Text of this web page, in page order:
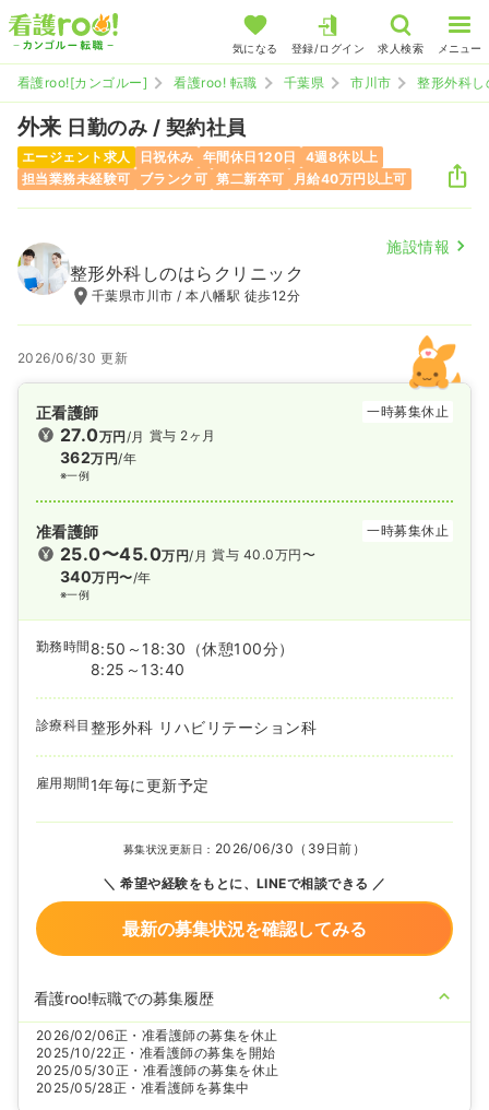
気になる 登録/ログイン 求人検索 メニュー
看護roo![カンゴルー] 看護roo! 転職 千葉県 市川市 整形外科
外来 日勤のみ / 契約社員
エージェント求人 日祝休み 年間休日120日
4週8休以上
担当業務未経験可
ブランク可 第二新卒可 月給40万円以上可
施設情報
整形外科しのはらクリニック
千葉県市川市 / 本八幡駅 徒歩12分
2026/06/30 更新
正看護師 一時募集休止
27.0万円/月
362万円/年
※一例
賞与 2ヶ月
准看護師 一時募集休止
25.0〜45.0万円/月
340万円〜/年
※一例
賞与 40.0万円〜
勤務時間 8:50～18:30
（休憩100分）
8:25～13:40
診療科目 整形外科 リハビリテーション科
雇用期間 1年毎に更新予定
募集状況更新日： 2026/06/30（39日前）
希望や経験をもとに、LINEで相談できる
最新の募集状況を確認してみる
看護roo!転職での募集履歴
2026/02/06正・准看護師の募集を休止
2025/10/22正・准看護師の募集を開始
2025/05/30正・准看護師の募集を休止
2025/05/28正・准看護師を募集中